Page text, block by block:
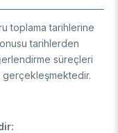
toplama tarihlerine
tarihlerden
süreçleri
gerçekleşmektedir.